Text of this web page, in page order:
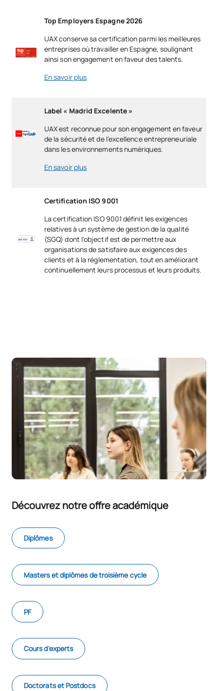
Top Employers Espagne 2026
UAX conserve sa certification parmi les meilleures
entreprises où travailler en Espagne, soulignant
ainsi son engagement en faveur des talents.
En savoir plus
Label « Madrid Excelente »
UAX est reconnue pour son engagement en faveur
de la sécurité et de l'excellence entrepreneuriale
dans les environnements numériques.
En savoir plus
Certification ISO 9001
La certification ISO 9001 définit les exigences
relatives à un système de gestion de la qualité
(SGQ) dont l'objectif est de permettre aux
organisations de satisfaire aux exigences des
clients et à la réglementation, tout en améliorant
continuellement leurs processus et leurs produits.
Découvrez notre offre académique
Diplômes
Masters et diplômes de troisième cycle
PF
Cours d'experts
Doctorats et Postdocs